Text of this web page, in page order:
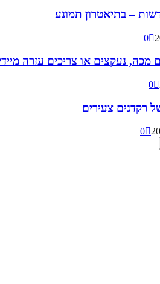
– בתיאטרון תמונע
0
נעקצים או צריכים עזרה
0
רקדנים צעירים
0